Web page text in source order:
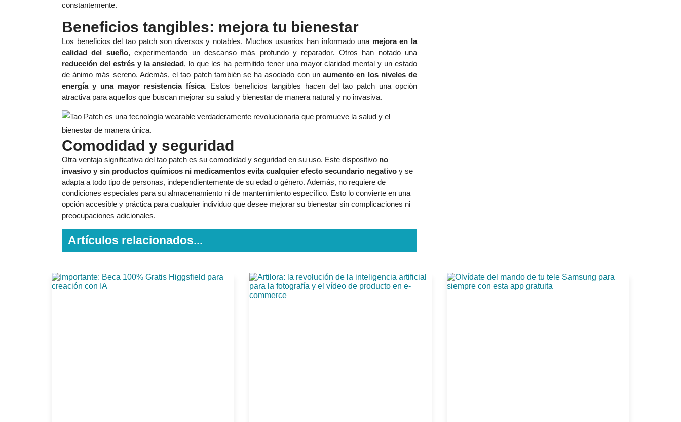
constantemente.
Beneficios tangibles: mejora tu bienestar
Los beneficios del tao patch son diversos y notables. Muchos usuarios han informado una mejora en la
calidad del sueño, experimentando un descanso más profundo y reparador. Otros han notado una
reducción del estrés y la ansiedad, lo que les ha permitido tener una mayor claridad mental y un estado
de ánimo más sereno. Además, el tao patch también se ha asociado con unaumento en los niveles de
energía y una mayor resistencia física. Estos beneficios tangibles hacen del tao patch una opción
atractiva para aquellos que buscan mejorar su salud y bienestar de manera natural y no invasiva.
Comodidad y seguridad
Otra ventaja significativa del tao patch es su comodidad y seguridad en su uso. Este dispositivo no
invasivo y sin productos químicos ni medicamentos evita cualquier efecto secundario negativo y se
adapta a todo tipo de personas, independientemente de su edad o género. Además, no requiere de
condiciones especiales para su almacenamiento ni de mantenimiento específico. Esto lo convierte en una
opción accesible y práctica para cualquier individuo que desee mejorar su bienestar sin complicaciones ni
preocupaciones adicionales.
Artículos relacionados...